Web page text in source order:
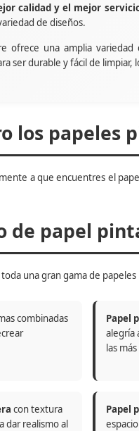
calidad y el mejor
de diseños.
ofrece una amplia
ser durable y fácil de
los papeles
a que encuentres el
de papel
una gran gama de
combinadas
Papel
alegría
las
con textura
dar realismo al
Papel